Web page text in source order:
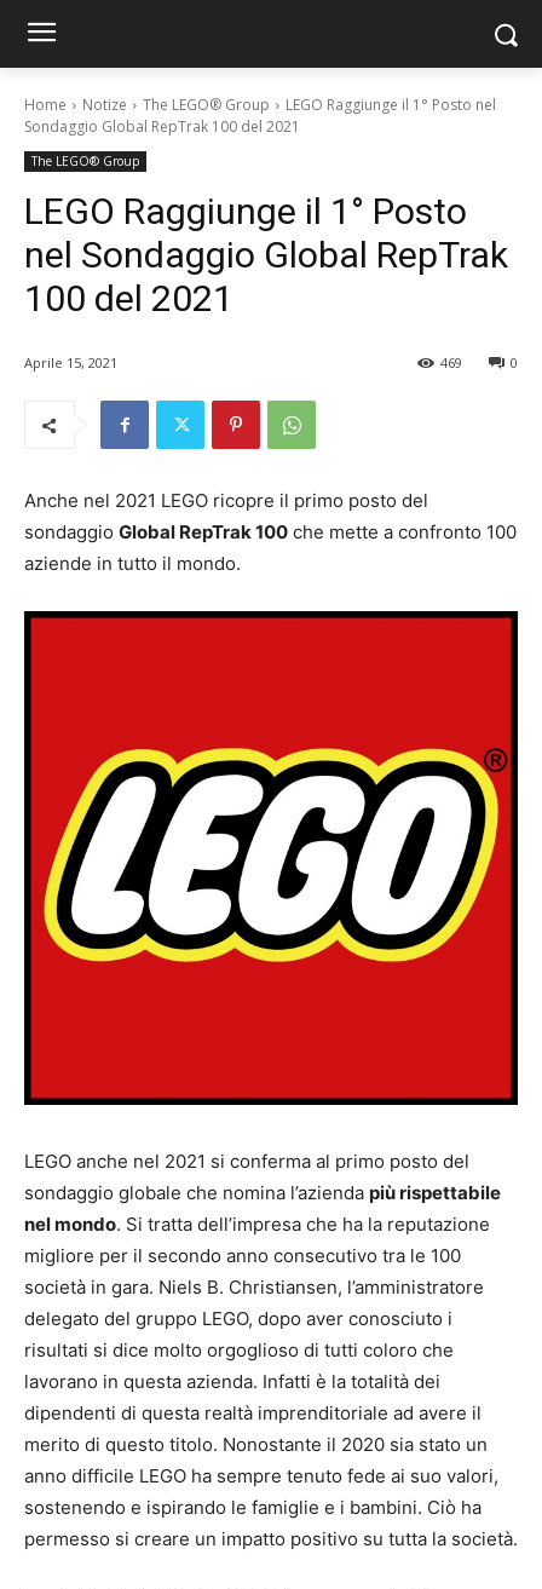
Home Notize The LEGO® Group
LEGO Raggiunge il 1° Posto nel
Sondaggio Global RepTrak 100 del 2021
The LEGO® Group
LEGO Raggiunge il 1° Posto
nel Sondaggio Global RepTrak
100 del 2021
Aprile 15, 2021 0
469
Anche nel 2021 LEGO ricopre il primo posto del
sondaggio Global RepTrak 100 che mette a confronto 100
aziende in tutto il mondo.
LEGO anche nel 2021 si conferma al primo posto del
sondaggio globale che nomina l’azienda più rispettabile
nel mondo. Si tratta dell’impresa che ha la reputazione
migliore per il secondo anno consecutivo tra le 100
società in gara. Niels B. Christiansen, l’amministratore
delegato del gruppo LEGO, dopo aver conosciuto i
risultati si dice molto orgoglioso di tutti coloro che
lavorano in questa azienda. Infatti è la totalità dei
dipendenti di questa realtà imprenditoriale ad avere il
merito di questo titolo. Nonostante il 2020 sia stato un
anno difficile LEGO ha sempre tenuto fede ai suo valori,
sostenendo e ispirando le famiglie e i bambini. Ciò ha
permesso si creare un impatto positivo su tutta la società.